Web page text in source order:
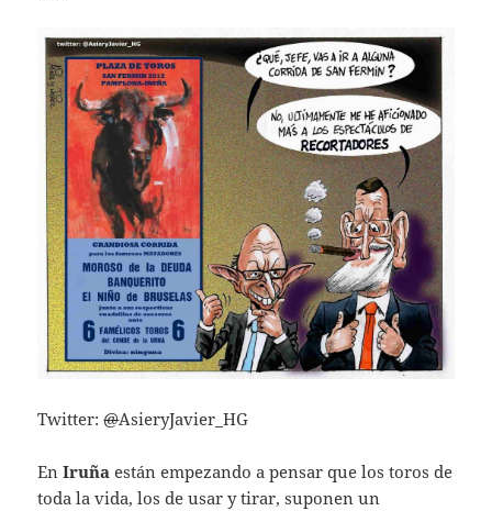
Twitter:@AsieryJavier_HG
EnIruñaestán empezando a pensar que los toros de
toda la vida, los de usar y tirar, suponen un